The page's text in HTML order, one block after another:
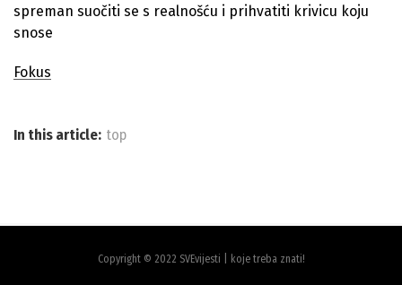
spreman suočiti se s realnošću i prihvatiti krivicu koju
snose
Fokus
In this article: top
Copyright © 2022 SVEvijesti | koje treba znati!